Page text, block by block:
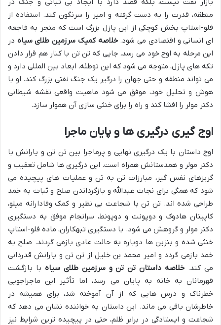
بازار نفت نیست، بلکه قصد دارد با ایجاد بی ثباتی و جنگ در
منطقه، قدرت را به دست گرفته و امیر را سرنگون کند. استفاده از
فلو-استاپ بخش کوچکی از این پازل بزرگ است که منجر به فاجعه
ای انسانی و اقتصادی می شود.خلاصه کمیک سرزمین طلای سیاه در
این مرحله به اوج خود می رسد، جایی که تن تن با کنار هم قرار دادن
تکه های پازل، متوجه می شود که این توطئه، ابعاد بین المللی دارد و
می تواند منطقه و حتی جهان را درگیر یک جنگ نفتی بزرگ کند. او با
هوش و تحلیل خود، موفق می شود ماهیت واقعی نقشه شیطانی
دکتر مولر را افشا کند و راه را برای خنثی سازی آن هموار سازد.
اوج گیری درگیری ها و پایان ماجرا
اوج داستان با یک درگیری نهایی و پرماجرا بین تن تن و یارانش با
دکتر مولر و همدستانش همراه است. این درگیری ها شامل تعقیب و
گریزهای نفس گیر، مبارزات تن به تن و عملیات های پیچیده می
شود که همگی برای نجات عبدالله و بازگرداندن صلح و ثبات به خمد
طراحی شده اند. تن تن با شجاعت بی نظیر و کمک وفادارانه میلو،
کاپیتان هادوک و دوپونت و دوپونط، سرانجام موفق به دستگیری
دکتر مولر و گروهش می شود. با دستگیری تبهکاران، ماده فلو-استاپ
خنثی شده و بنزین ها دوباره به حالت عادی بازمی گردند. صلح به
خمد بازمی گردد و امیر محمد بن خلیل از تن تن و یارانش قدردانی
می کند. خلاصه داستان تن تن و سرزمین طلای سیاه با بازگشت
قهرمانان به خانه به پایان می رسد، اما تأثیر این ماجراجویی
خطرناک و درس هایی که از آن آموخته شد، برای همیشه در
خاطرشان باقی می ماند. این داستان به خواننده نشان می دهد که
شجاعت و ایستادگی در برابر ظلم، حتی در پیچیده ترین شرایط نیز